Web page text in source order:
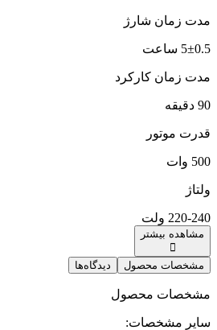
مدت زمان شارژ
5±0.5 ساعت
مدت زمان کارکرد
90 دقیقه
قدرت موتور
500 وات
ولتاژ
220-240 ولت
مشاهده بیشتر
مشخصات محصول دیدگاه‌ها
مشخصات محصول
سایر مشخصات: